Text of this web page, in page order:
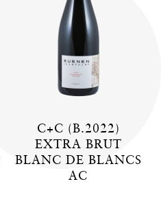
C+C (B.2022)
EXTRA BRUT
BLANC DE BLANCS
AC